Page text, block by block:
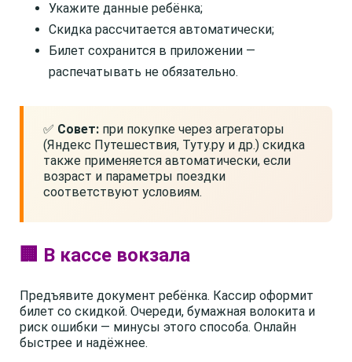
Укажите данные ребёнка;
Скидка рассчитается автоматически;
Билет сохранится в приложении —
распечатывать не обязательно.
✅ Совет: при покупке через агрегаторы
(Яндекс Путешествия, Туту.ру и др.) скидка
также применяется автоматически, если
возраст и параметры поездки
соответствуют условиям.
🏢 В кассе вокзала
Предъявите документ ребёнка. Кассир оформит
билет со скидкой. Очереди, бумажная волокита и
риск ошибки — минусы этого способа. Онлайн
быстрее и надёжнее.